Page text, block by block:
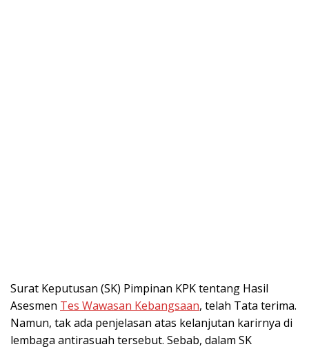
Surat Keputusan (SK) Pimpinan KPK tentang Hasil
Asesmen Tes Wawasan Kebangsaan, telah Tata terima.
Namun, tak ada penjelasan atas kelanjutan karirnya di
lembaga antirasuah tersebut. Sebab, dalam SK